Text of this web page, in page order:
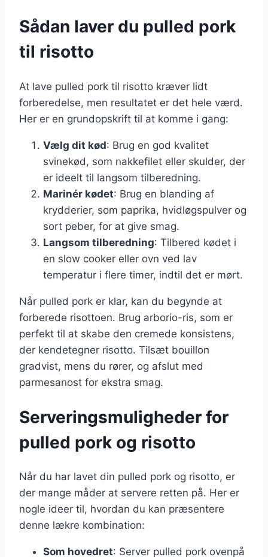
Sådan laver du pulled pork
til risotto
At lave pulled pork til risotto kræver lidt
forberedelse, men resultatet er det hele værd.
Her er en grundopskrift til at komme i gang:
Vælg dit kød: Brug en god kvalitet
svinekød, som nakkefilet eller skulder, der
er ideelt til langsom tilberedning.
Marinér kødet: Brug en blanding af
krydderier, som paprika, hvidløgspulver og
sort peber, for at give smag.
Langsom tilberedning: Tilbered kødet i
en slow cooker eller ovn ved lav
temperatur i flere timer, indtil det er mørt.
Når pulled pork er klar, kan du begynde at
forberede risottoen. Brug arborio-ris, som er
perfekt til at skabe den cremede konsistens,
der kendetegner risotto. Tilsæt bouillon
gradvist, mens du rører, og afslut med
parmesanost for ekstra smag.
Serveringsmuligheder for
pulled pork og risotto
Når du har lavet din pulled pork og risotto, er
der mange måder at servere retten på. Her er
nogle ideer til, hvordan du kan præsentere
denne lækre kombination:
Som hovedret: Server pulled pork ovenpå